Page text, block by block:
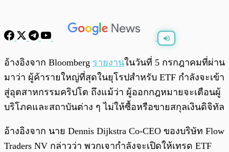
0:00
อ้างอิงจาก Bloomberg รายงานในวันที่ 5 กรกฎาคมที่ผ่าน
มาว่า ผู้ค้ารายใหญ่ที่สุดในยุโรปสำหรับ ETF กำลังจะเข้า
สู่อุตสาหกรรมคริปโต ถึงแม้ว่า ผู้ออกกฎหมายจะเตือนผู้
บริโภคและสถาบันต่าง ๆ ไม่ให้ซื้อหรือขายสกุลเงินดิจิทัล
อ้างอิงจาก นาย Dennis Dijkstra Co-CEO ของบริษัท Flow
Traders NV กล่าวว่า พวกเจากำลังจะเปิดให้เทรด ETF